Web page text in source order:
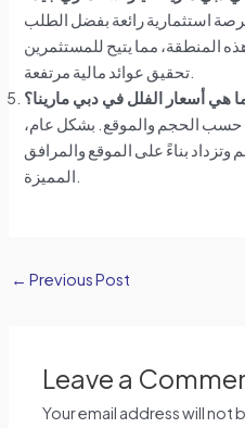
استثمارية رائعة بفضل الطلب
المنطقة، مما يتيح للمستثمرين
هي أسعار الفلل في دبي مارينا؟
حسب الحجم والموقع. بشكل عام،
وتزداد بناءً على الموقع والمرافق
← Previous Post
Leave a
Your email address will not